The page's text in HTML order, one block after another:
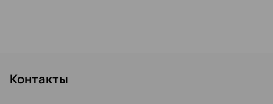
Контакты